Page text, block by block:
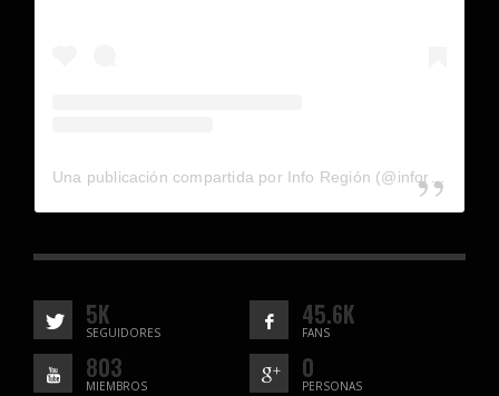
5K
SEGUIDORES
45.6K
FANS
803
MIEMBROS
0
PERSONAS